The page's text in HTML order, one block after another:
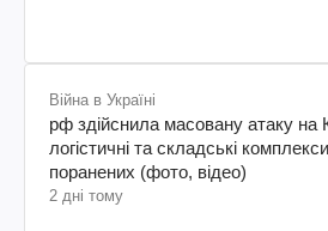
Війна в Україні
рф здійснила масовану атаку на
логістичні та складські
поранених (фото, відео)
2 дні тому